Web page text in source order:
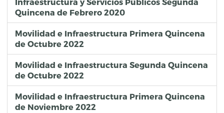
Quincena de Febrero 2020
Movilidad e Infraestructura Primera Quincena
de Octubre 2022
Movilidad e Infraestructura Segunda Quincena
de Octubre 2022
Movilidad e Infraestructura Primera Quincena
de Noviembre 2022